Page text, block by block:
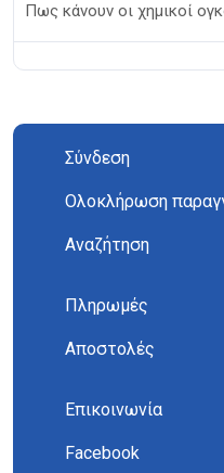
Πως κάνουν οι χημικοί
Σύνδεση
Ολοκλήρωση
Αναζήτηση
Πληρωμές
Αποστολές
Επικοινωνία
Facebook